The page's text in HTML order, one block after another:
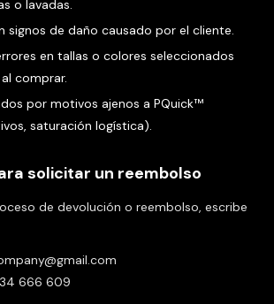
o lavadas.
signos de daño causado por el cliente.
en tallas o colores seleccionados
comprar.
por motivos ajenos a PQuick™
saturación logística).
solicitar un reembolso
de devolución o reembolso, escribe
666 609